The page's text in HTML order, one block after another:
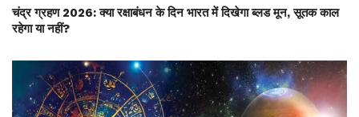
चंद्र ग्रहण 2026: क्या रक्षाबंधन के दिन भारत में दिखेगा ब्लड मून, सूतक काल
रहेगा या नहीं?